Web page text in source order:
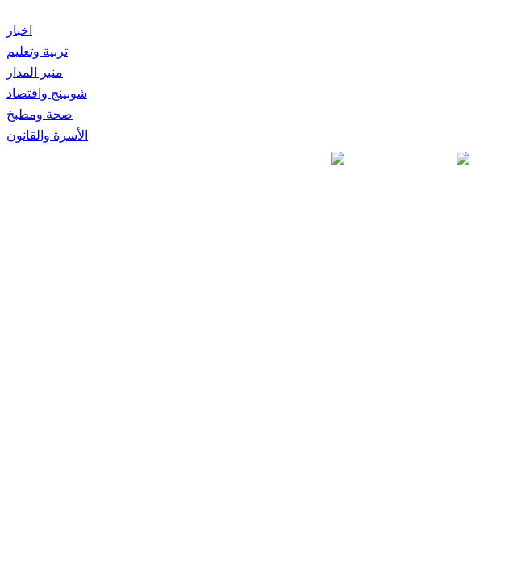
اخبار
تربية وتعليم
منبر المدار
شوبينج واقتصاد
صحة ومطبخ
الأسرة والقانون